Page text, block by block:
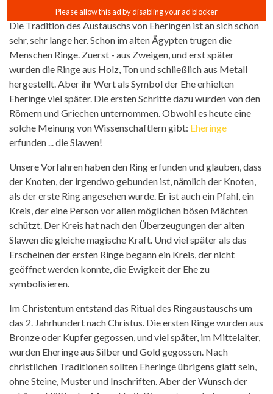
Die Tradition des Austauschs von Eheringen ist an sich schon
sehr, sehr lange her. Schon im alten Ägypten trugen die
Menschen Ringe. Zuerst - aus Zweigen, und erst später
wurden die Ringe aus Holz, Ton und schließlich aus Metall
hergestellt. Aber ihr Wert als Symbol der Ehe erhielten
Eheringe viel später. Die ersten Schritte dazu wurden von den
Römern und Griechen unternommen. Obwohl es heute eine
solche Meinung von Wissenschaftlern gibt: Eheringe
erfunden ... die Slawen!
Unsere Vorfahren haben den Ring erfunden und glauben, dass
der Knoten, der irgendwo gebunden ist, nämlich der Knoten,
als der erste Ring angesehen wurde. Er ist auch ein Pfahl, ein
Kreis, der eine Person vor allen möglichen bösen Mächten
schützt. Der Kreis hat nach den Überzeugungen der alten
Slawen die gleiche magische Kraft. Und viel später als das
Erscheinen der ersten Ringe begann ein Kreis, der nicht
geöffnet werden konnte, die Ewigkeit der Ehe zu
symbolisieren.
Im Christentum entstand das Ritual des Ringaustauschs um
das 2. Jahrhundert nach Christus. Die ersten Ringe wurden aus
Bronze oder Kupfer gegossen, und viel später, im Mittelalter,
wurden Eheringe aus Silber und Gold gegossen. Nach
christlichen Traditionen sollten Eheringe übrigens glatt sein,
ohne Steine, Muster und Inschriften. Aber der Wunsch der